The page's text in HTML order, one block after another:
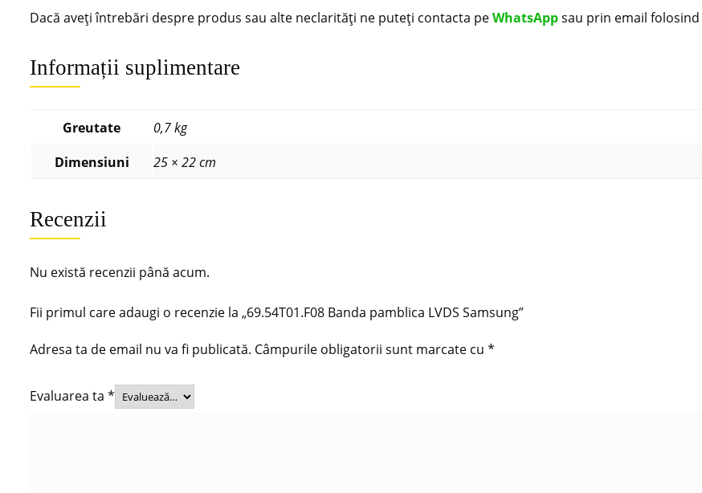
Dacă aveți întrebări despre produs sau alte neclarități ne puteți contacta peWhatsAppsau prin email folosind
Informații suplimentare
Greutate
0,7 kg
Dimensiuni
25 × 22 cm
Recenzii
Nu există recenzii până acum.
Fii primul care adaugi o recenzie la „69.54T01.F08 Banda pamblica LVDS Samsung”
Adresa ta de email nu va fi publicată. Câmpurile obligatorii sunt marcate cu *
Evaluarea ta *